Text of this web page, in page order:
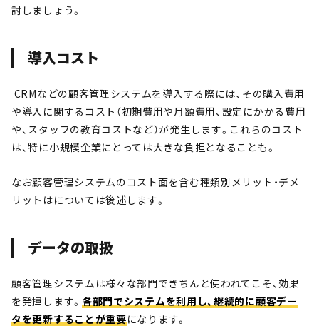
討しましょう。
導入コスト
CRMなどの顧客管理システムを導入する際には、その購入費用
や導入に関するコスト（初期費用や月額費用、設定にかかる費用
や、スタッフの教育コストなど）が発生します。これらのコスト
は、特に小規模企業にとっては大きな負担となることも。
なお顧客管理システムのコスト面を含む種類別メリット・デメ
リットはについては後述します。
データの取扱
顧客管理システムは様々な部門できちんと使われてこそ、効果
を発揮します。 各部門でシステムを利用し、継続的に顧客デー
タを更新することが重要になります。